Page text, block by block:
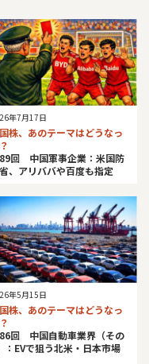
年7月17日
株、あのテーマはどうなっ
回 中国軍事企業：米国防
、アリババや百度も指定
年5月15日
株、あのテーマはどうなっ
回 中国自動車業界（その
：EVで狙う北米・日本市場